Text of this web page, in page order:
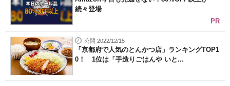
続々登場
PR
公開 2022/12/15
「京都府で人気のとんかつ店」ランキングTOP1
0！ 1位は「手造りごはんや いと...